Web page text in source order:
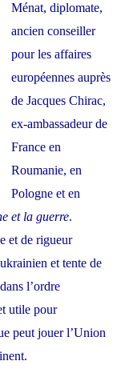
actuelle
Ménat, diplomate,
ancien conseiller
pour les affaires
européennes auprès
de Jacques Chirac,
ex-ambassadeur de
France en
Roumanie, en
Pologne et en
et la guerre.
et de rigueur
et tente de
l’ordre
utile pour
peut jouer l’Union